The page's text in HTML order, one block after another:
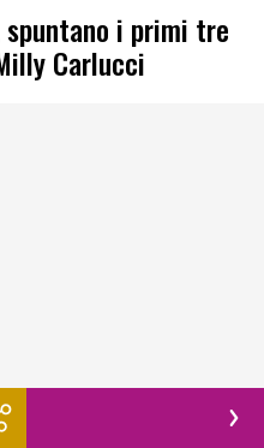
i primi tre
Carlucci